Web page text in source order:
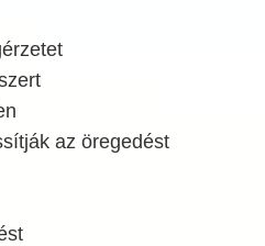
az öregedést